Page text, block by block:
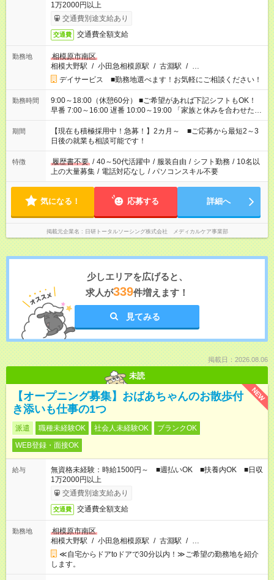
1万2000円以上
交通費別途支給あり
交通費 交通費全額支給
勤務地
相模原市南区
相模大野駅 / 小田急相模原駅 / 古淵駅 / …
デイサービス ■勤務地選べます！お気軽にご相談ください！
勤務時間
9:00～18:00（休憩60分） ■ご希望があれば下記シフトもOK！
早番 7:00～16:00 遅番 10:00～19:00 「家族と休みを合わせた
い」 「余裕を持って夕飯の準備がしたい」 「できれば残業はし
たくない」 など、ご希望を教えてくださいね。 ※Wワーク希望
の方へ 今ご覧のお仕事で希望する勤務時間と、もう1つのお仕事
の勤務時間。 合計で週40時間を超える場合は応募できません。
期間
【現在も積極採用中！急募！】2カ月～ ■ご応募から最短2～3
日後の就業も相談可能です！
特徴 履歴書不要 / 40～50代活躍中 / 服装自由 / シフト勤務 / 10名以
上の大量募集 / 電話対応なし / パソコンスキル不要
気になる！ 応募する 詳細へ
掲載元企業名 日研トータルソーシング株式会社 メディカルケア事業部
少しエリアを広げると、
求人が339件増えます！
見てみる
掲載日：2026.08.06
未読
NEW
【オープニング募集】おばあちゃんのお散歩付
き添いも仕事の1つ
派遣 職種未経験OK 社会人未経験OK
ブランクOK
WEB登録・面接OK
給与
無資格未経験：時給1500円～ ■週払いOK ■扶養内OK ■日収
1万2000円以上
交通費別途支給あり
交通費 交通費全額支給
勤務地
相模原市南区
相模大野駅 / 小田急相模原駅 / 古淵駅 / …
≪自宅からドアtoドアで30分以内！≫ご希望の勤務地を紹介
します。